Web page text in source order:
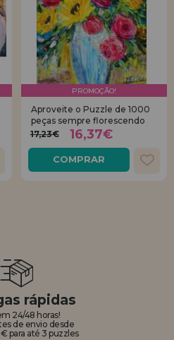
PROMOÇÃO!
Aproveite o Puzzle de 1000
peças sempre florescendo
17,23€
16,37€
COMPRAR
rápidas
24/48 horas!
de envio desde
para até 3 puzzles